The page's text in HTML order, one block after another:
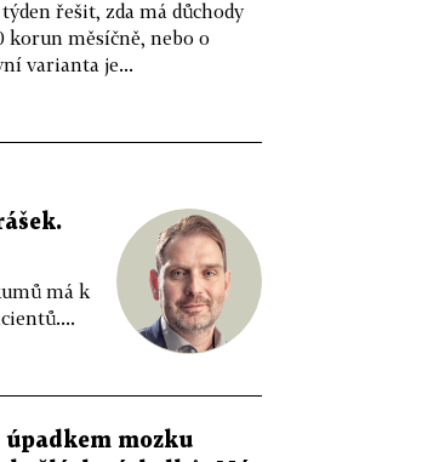
řešit, zda má důchody
korun měsíčně, nebo o
varianta je...
má k
mozku